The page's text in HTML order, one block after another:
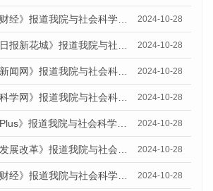
9月10日《湾区财经》报道我院与社会科学文献出版社联合发布了《广州蓝皮书：广州金融发展报告（2024）》的媒体文章 2024-10-28
9月11日《广州日报新花城》报道我院与社会科学文献出版社联合发布了《广州蓝皮书：广州金融发展报告（2024）》的媒体文章 2024-10-28
9月10日《中国新闻网》报道我院与社会科学文献出版社联合发布了《广州蓝皮书：广州金融发展报告（2024）》的媒体文章 2024-10-28
9月12日《中国科学网》报道我院与社会科学文献出版社联合发布了《广州蓝皮书：广州金融发展报告（2024）》的媒体文章 2024-10-28
9月12日《南方Plus》报道我院与社会科学文献出版社联合发布了《广州蓝皮书：广州金融发展报告（2024）》的媒体文章 2024-10-28
9月11日《中国发展改革》报道我院与社会科学文献出版社联合发布了《广州蓝皮书：广州金融发展报告（2024）》的媒体文章 2024-10-28
9月11日《南方财经》报道我院与社会科学文献出版社联合发布了《广州蓝皮书：广州金融发展报告（2024）》的媒体文章 2024-10-28